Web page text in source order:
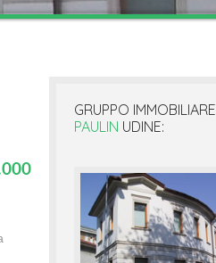
GRUPPO IMMOBILIARE
PAULIN UDINE: